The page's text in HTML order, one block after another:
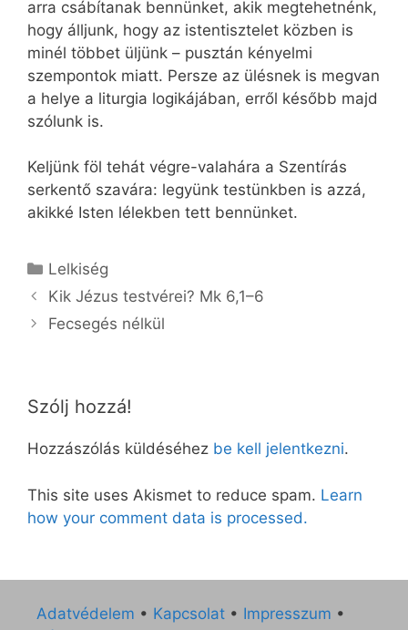
arra csábítanak bennünket, akik megtehetnénk,
hogy álljunk, hogy az istentisztelet közben is
minél többet üljünk – pusztán kényelmi
szempontok miatt. Persze az ülésnek is megvan
a helye a liturgia logikájában, erről később majd
szólunk is.
Keljünk föl tehát végre-valahára a Szentírás
serkentő szavára: legyünk testünkben is azzá,
akikké Isten lélekben tett bennünket.
Kategória
Lelkiség
Kik Jézus testvérei? Mk 6,1–6
Fecsegés nélkül
Szólj hozzá!
Hozzászólás küldéséhez be kell jelentkezni.
This site uses Akismet to reduce spam. Learn
how your comment data is processed.
Adatvédelem • Kapcsolat • Impresszum •